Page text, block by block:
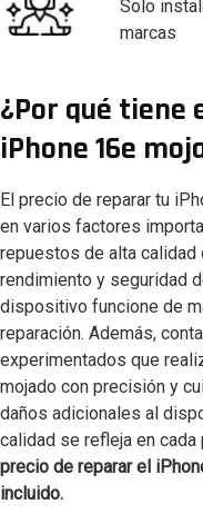
Solo
marcas
¿Por qué tiene
iPhone 16e
El precio de reparar tu
en varios factores
repuestos de alta calidad
rendimiento y seguridad
dispositivo funcione de
reparación. Además,
experimentados que
mojado con precisión y
daños adicionales al
calidad se refleja en
precio de reparar el
incluido.